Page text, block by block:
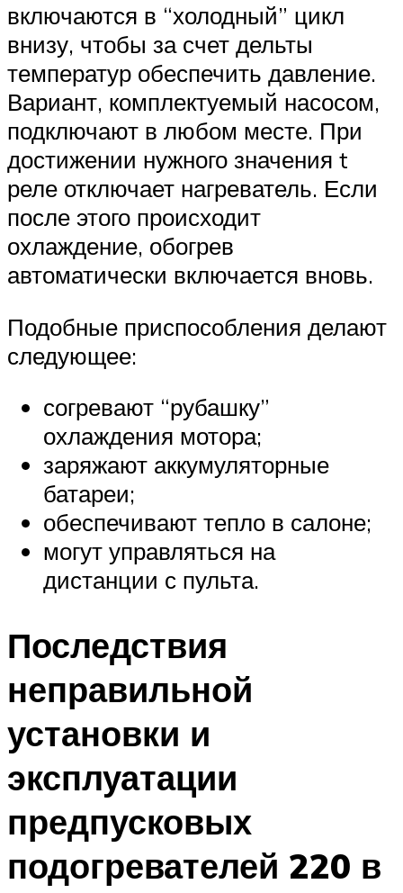
включаются в “холодный” цикл
внизу, чтобы за счет дельты
температур обеспечить давление.
Вариант, комплектуемый насосом,
подключают в любом месте. При
достижении нужного значения t
реле отключает нагреватель. Если
после этого происходит
охлаждение, обогрев
автоматически включается вновь.
Подобные приспособления делают
следующее:
согревают “рубашку”
охлаждения мотора;
заряжают аккумуляторные
батареи;
обеспечивают тепло в салоне;
могут управляться на
дистанции с пульта.
Последствия
неправильной
установки и
эксплуатации
предпусковых
подогревателей 220 в